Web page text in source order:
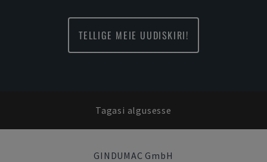
TELLIGE MEIE UUDISKIRI!
Tagasi algusesse
GINDUMAC GmbH